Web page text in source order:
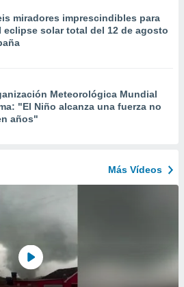
miradores imprescindibles para
eclipse solar total del 12 de agosto
Meteorológica Mundial
"El Niño alcanza una fuerza no
años"
Más Vídeos